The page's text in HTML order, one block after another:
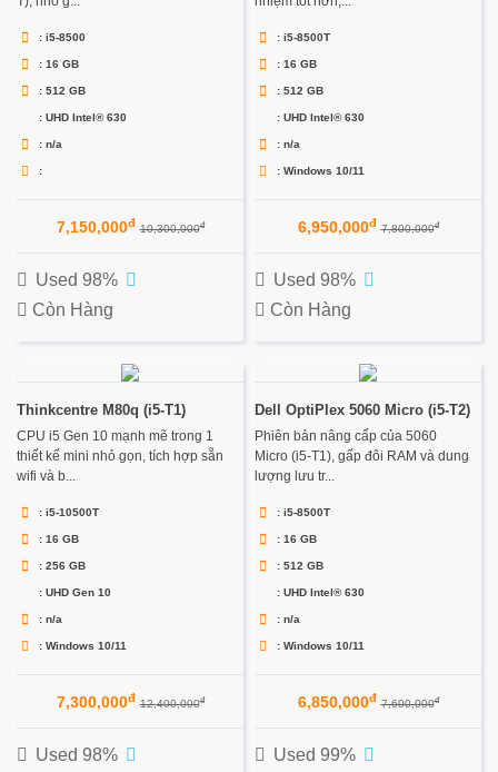
: i5-8500
: 16 GB
: 512 GB
: UHD Intel® 630
: n/a
:
7,150,000đ 10,300,000đ
Used 98%
Còn Hàng
: i5-8500T
: 16 GB
: 512 GB
: UHD Intel® 630
: n/a
: Windows 10/11
6,950,000đ 7,800,000đ
Used 98%
Còn Hàng
Thinkcentre M80q (i5-T1)
CPU i5 Gen 10 mạnh mẽ trong 1
thiết kế mini nhỏ gọn, tích hợp sẵn
wifi và b...
: i5-10500T
: 16 GB
: 256 GB
: UHD Gen 10
: n/a
: Windows 10/11
7,300,000đ 12,400,000đ
Used 98%
Dell OptiPlex 5060 Micro (i5-T2)
Phiên bản nâng cấp của 5060
Micro (i5-T1), gấp đôi RAM và dung
lượng lưu tr...
: i5-8500T
: 16 GB
: 512 GB
: UHD Intel® 630
: n/a
: Windows 10/11
6,850,000đ 7,600,000đ
Used 99%